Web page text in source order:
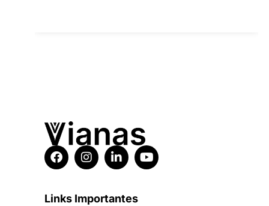
Links Importantes